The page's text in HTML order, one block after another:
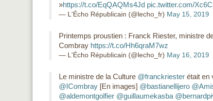
»https://t.co/EqQAQMs4Jd pic.twitter.com/
— L'Écho Républicain (@lecho_fr) May 15, 2019
Printemps proustien : Franck Riester, ministre
Combray https://t.co/Hh6qraM7wz
— L'Écho Républicain (@lecho_fr) May 16, 2019
Le ministre de la Culture @franckriesterétait en
@ICombray[En images] @bastianellijero
@aldemontgolfier @guillaumekasba